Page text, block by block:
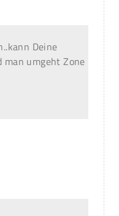
Deine
umgeht Zone